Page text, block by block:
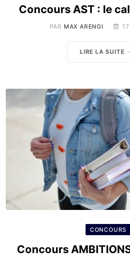
Concours AST : le
PAR MAX ARENGI
LIRE LA SUITE
CONCOURS
Concours